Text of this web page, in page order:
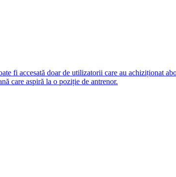
fi accesată doar de utilizatorii care au achiziționat
care aspiră la o poziție de antrenor.